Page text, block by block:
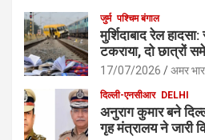
जुर्म पश्चिम बंगाल
मुर्शिदाबाद रेल
टकराया, दो छात्रों
17/07/2026 अमर
दिल्ली-एनसीआर DELHI
अनुराग कुमार बने
गृह मंत्रालय ने जारी